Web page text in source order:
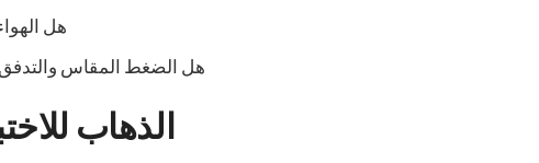
هل
هل الضغط المقاس
الذهاب